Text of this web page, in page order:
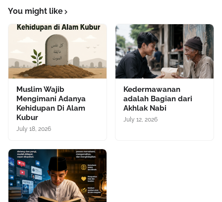
You might like
Muslim Wajib
Mengimani Adanya
Kehidupan Di Alam
Kubur
July 18, 2026
Kedermawanan
adalah Bagian dari
Akhlak Nabi
July 12, 2026